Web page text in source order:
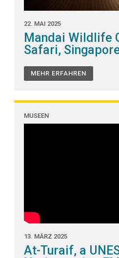
22. MAI 2025
Mandai Wildlife
Safari,
MEHR ERFAHREN
MUSEEN
13. MÄRZ 2025
At-Turaif, a